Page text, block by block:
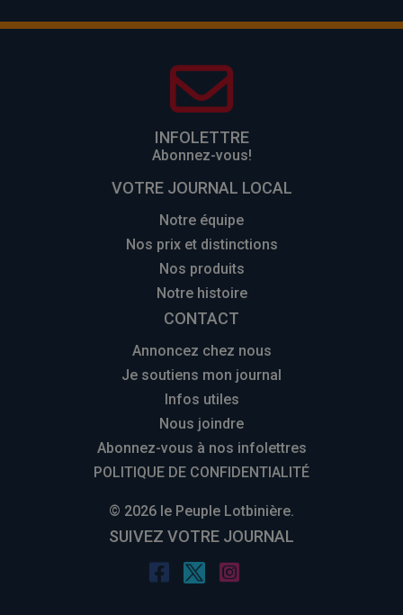
INFOLETTRE
Abonnez-vous!
VOTRE JOURNAL LOCAL
Notre équipe
Nos prix et distinctions
Nos produits
Notre histoire
CONTACT
Annoncez chez nous
Je soutiens mon journal
Infos utiles
Nous joindre
Abonnez-vous à nos infolettres
POLITIQUE DE CONFIDENTIALITÉ
© 2026 le Peuple Lotbinière.
SUIVEZ VOTRE JOURNAL